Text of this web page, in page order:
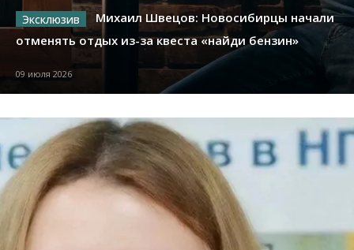
Михаил Швецов: Новосибирцы начали
отменять отдых из-за квеста «найди бензин»
09 июля 2026